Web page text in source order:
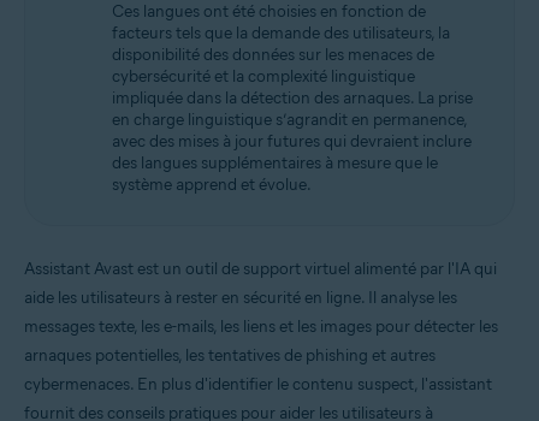
Ces langues ont été choisies en fonction de
facteurs tels que la demande des utilisateurs, la
disponibilité des données sur les menaces de
cybersécurité et la complexité linguistique
impliquée dans la détection des arnaques. La prise
en charge linguistique s’agrandit en permanence,
avec des mises à jour futures qui devraient inclure
des langues supplémentaires à mesure que le
système apprend et évolue.
Assistant Avast est un outil de support virtuel alimenté par l'IA qui
aide les utilisateurs à rester en sécurité en ligne. Il analyse les
messages texte, les e-mails, les liens et les images pour détecter les
arnaques potentielles, les tentatives de phishing et autres
cybermenaces. En plus d'identifier le contenu suspect, l'assistant
fournit des conseils pratiques pour aider les utilisateurs à